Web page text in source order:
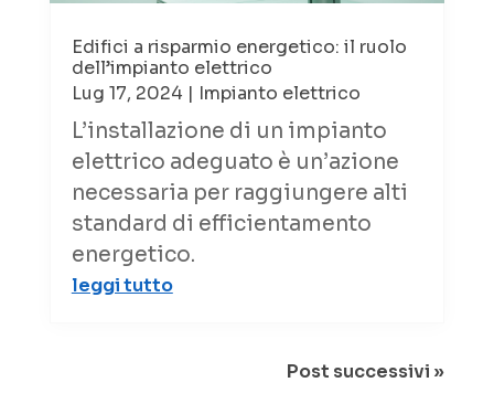
Edifici a risparmio energetico: il ruolo
dell’impianto elettrico
Lug 17, 2024 | Impianto elettrico
L’installazione di un impianto
elettrico adeguato è un’azione
necessaria per raggiungere alti
standard di efficientamento
energetico.
leggi tutto
Post successivi »